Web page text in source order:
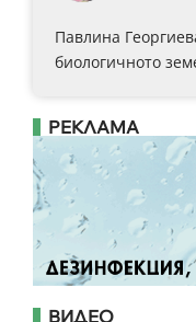
Павлина
биологичното
РЕКЛАМА
ВИДЕО